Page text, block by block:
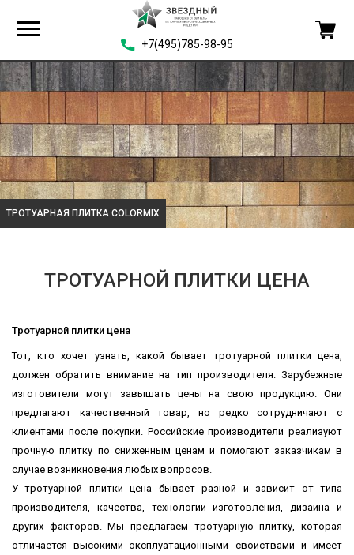
+7(495)785-98-95
ТРОТУАРНАЯ ПЛИТКА COLORMIX
ТРОТУАРНОЙ ПЛИТКИ ЦЕНА
Тротуарной плитки цена
Тот, кто хочет узнать, какой бывает тротуарной плитки цена,
должен обратить внимание на тип производителя. Зарубежные
изготовители могут завышать цены на свою продукцию. Они
предлагают качественный товар, но редко сотрудничают с
клиентами после покупки. Российские производители реализуют
прочную плитку по сниженным ценам и помогают заказчикам в
случае возникновения любых вопросов.
У тротуарной плитки цена бывает разной и зависит от типа
производителя, качества, технологии изготовления, дизайна и
других факторов. Мы предлагаем тротуарную плитку, которая
отличается высокими эксплуатационными свойствами и имеет